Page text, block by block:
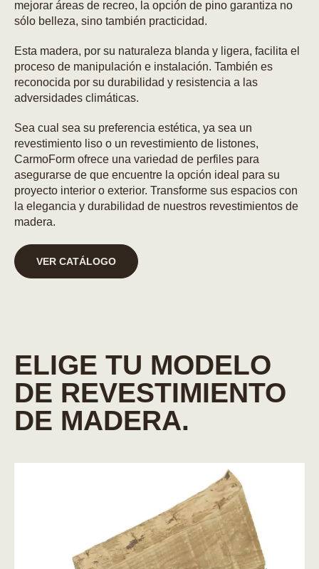
mejorar áreas de recreo, la opción de pino garantiza no
sólo belleza, sino también practicidad.
Esta madera, por su naturaleza blanda y ligera, facilita el
proceso de manipulación e instalación. También es
reconocida por su durabilidad y resistencia a las
adversidades climáticas.
Sea cual sea su preferencia estética, ya sea un
revestimiento liso o un revestimiento de listones,
CarmoForm ofrece una variedad de perfiles para
asegurarse de que encuentre la opción ideal para su
proyecto interior o exterior. Transforme sus espacios con
la elegancia y durabilidad de nuestros revestimientos de
madera.
VER CATÁLOGO
ELIGE TU MODELO
DE REVESTIMIENTO
DE MADERA.